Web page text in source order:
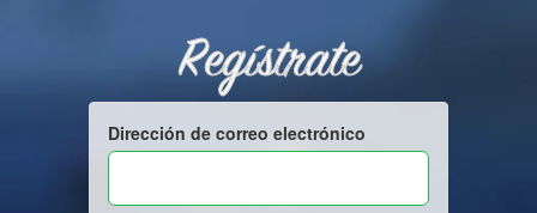
Regístrate
Dirección de correo electrónico